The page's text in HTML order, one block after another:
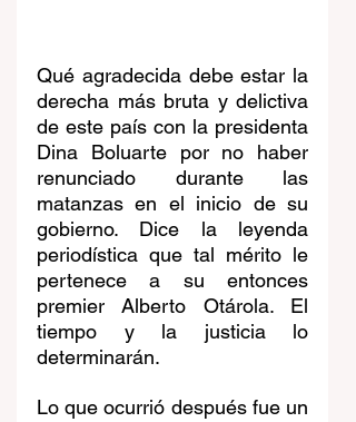
Qué agradecida debe estar la
derecha más bruta y delictiva
de este país con la presidenta
Dina Boluarte por no haber
renunciado durante las
matanzas en el inicio de su
gobierno. Dice la leyenda
periodística que tal mérito le
pertenece a su entonces
premier Alberto Otárola. El
tiempo y la justicia lo
determinarán.
Lo que ocurrió después fue un